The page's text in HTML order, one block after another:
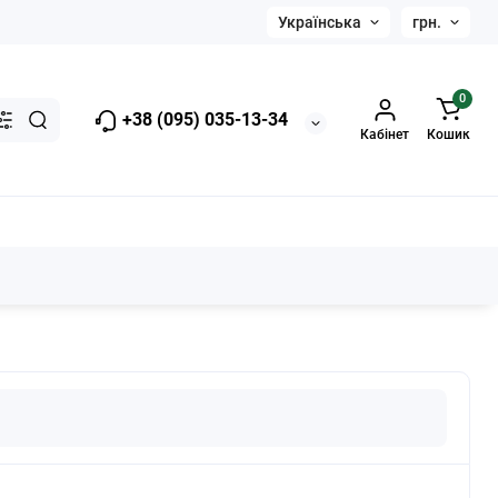
Українська грн.
+38 (095) 035-13-34
Кабінет
0
Кошик